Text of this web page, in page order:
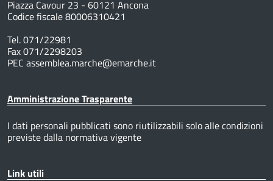
Piazza Cavour 23 - 60121 Ancona
Codice fiscale 80006310421
Tel. 071/22981
Fax 071/2298203
PEC assemblea.marche@emarche.it
Amministrazione Trasparente
I dati personali pubblicati sono riutilizzabili solo alle condizioni
previste dalla normativa vigente
Link utili